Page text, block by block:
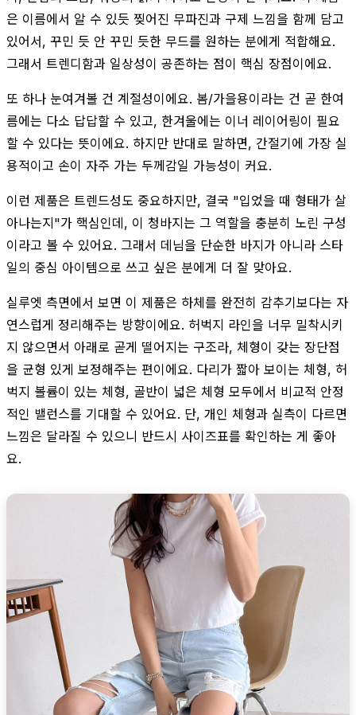
은 이름에서 알 수 있듯 찢어진 무파진과 구제 느낌을 함께 담고
있어서, 꾸민 듯 안 꾸민 듯한 무드를 원하는 분에게 적합해요.
그래서 트렌디함과 일상성이 공존하는 점이 핵심 장점이에요.
또 하나 눈여겨볼 건 계절성이에요. 봄/가을용이라는 건 곧 한여
름에는 다소 답답할 수 있고, 한겨울에는 이너 레이어링이 필요
할 수 있다는 뜻이에요. 하지만 반대로 말하면, 간절기에 가장 실
용적이고 손이 자주 가는 두께감일 가능성이 커요.
이런 제품은 트렌드성도 중요하지만, 결국 "입었을 때 형태가 살
아나는지"가 핵심인데, 이 청바지는 그 역할을 충분히 노린 구성
이라고 볼 수 있어요. 그래서 데님을 단순한 바지가 아니라 스타
일의 중심 아이템으로 쓰고 싶은 분에게 더 잘 맞아요.
실루엣 측면에서 보면 이 제품은 하체를 완전히 감추기보다는 자
연스럽게 정리해주는 방향이에요. 허벅지 라인을 너무 밀착시키
지 않으면서 아래로 곧게 떨어지는 구조라, 체형이 갖는 장단점
을 균형 있게 보정해주는 편이에요. 다리가 짧아 보이는 체형, 허
벅지 볼륨이 있는 체형, 골반이 넓은 체형 모두에서 비교적 안정
적인 밸런스를 기대할 수 있어요. 단, 개인 체형과 실측이 다르면
느낌은 달라질 수 있으니 반드시 사이즈표를 확인하는 게 좋아
요.